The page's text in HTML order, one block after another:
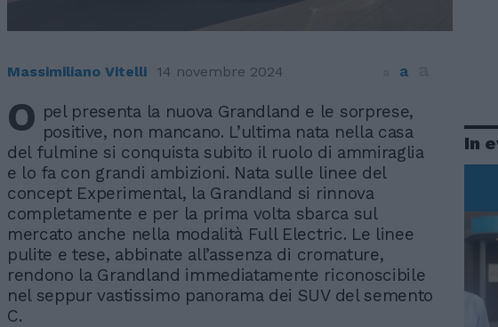
Massimiliano Vitelli 14 novembre 2024 a
O pel presenta la nuova Grandland e le sorprese,
positive, non mancano. L’ultima nata nella casa
del fulmine si conquista subito il ruolo di ammiraglia
e lo fa con grandi ambizioni. Nata sulle linee del
concept Experimental, la Grandland si rinnova
completamente e per la prima volta sbarca sul
mercato anche nella modalità Full Electric. Le linee
pulite e tese, abbinate all’assenza di cromature,
rendono la Grandland immediatamente riconoscibile
nel seppur vastissimo panorama dei SUV del semento
C.
In